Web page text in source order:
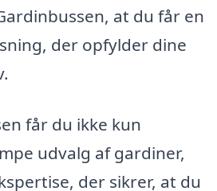
at du får en
der opfylder dine
får du ikke kun
udvalg af gardiner,
der sikrer, at du